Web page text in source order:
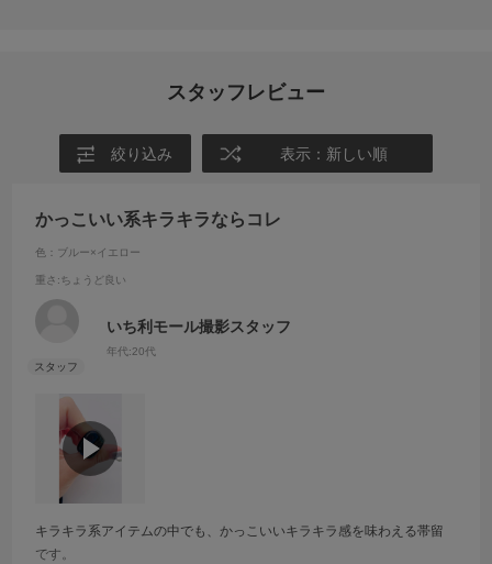
スタッフレビュー
絞り込み 表示：新しい順
かっこいい系キラキラならコレ
色：ブルー×イエロー
重さ :ちょうど良い
いち利モール撮影スタッフ
年代:20代
キラキラ系アイテムの中でも、かっこいいキラキラ感を味わえる帯留
です。